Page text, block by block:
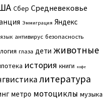
Сбер Средневековье
Эммиграция Яндекс
антивирус безопасность
глаза дети животные
история книги кофе
литература
метро мотоциклы музыка